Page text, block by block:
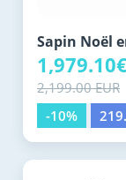
Sapin Noël
2,199.00 EUR
-10%